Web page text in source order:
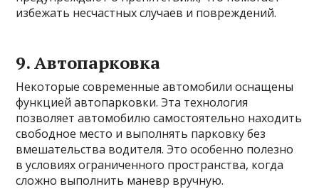
избежать несчастных случаев и повреждений.
9. Автопарковка
Некоторые современные автомобили оснащены
функцией автопарковки. Эта технология
позволяет автомобилю самостоятельно находить
свободное место и выполнять парковку без
вмешательства водителя. Это особенно полезно
в условиях ограниченного пространства, когда
сложно выполнить маневр вручную.